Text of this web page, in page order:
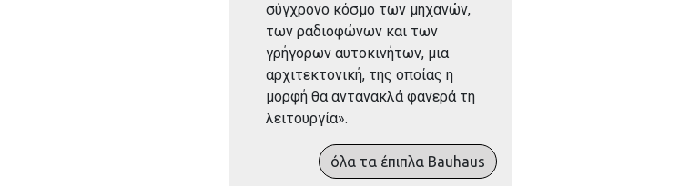
σύγχρονο κόσμο των μηχανών,
των ραδιοφώνων και των
γρήγορων αυτοκινήτων, μια
αρχιτεκτονική, της οποίας η
μορφή θα αντανακλά φανερά τη
λειτουργία».
όλα τα έπιπλα Bauhaus